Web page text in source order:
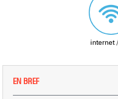
internet
EN BREF